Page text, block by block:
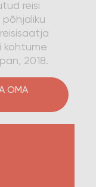
reisi
põhjaliku
kohtume
2018.
OMA